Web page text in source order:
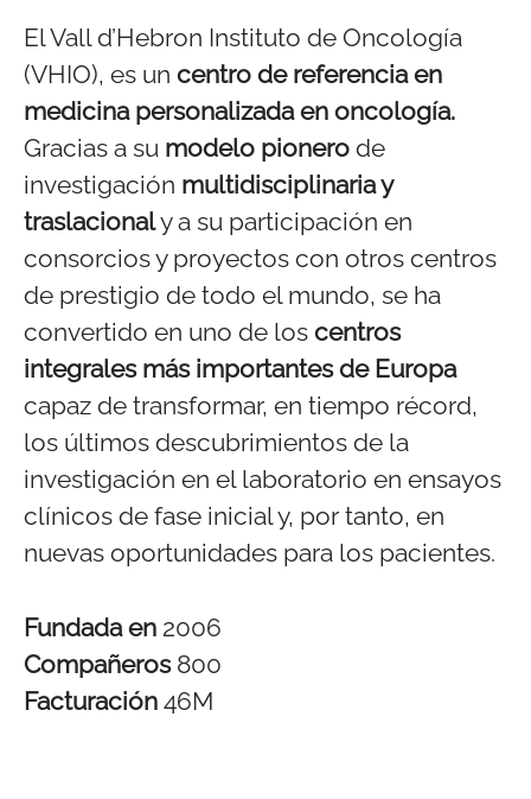
El Vall d’Hebron Instituto de Oncología
(VHIO), es un centro de referencia en
medicina personalizada en oncología.
Gracias a su modelo pionero de
investigación multidisciplinaria y
traslacionaly a su participación en
consorcios y proyectos con otros centros
de prestigio de todo el mundo, se ha
convertido en uno de los centros
integrales más importantes de Europa
capaz de transformar, en tiempo récord,
los últimos descubrimientos de la
investigación en el laboratorio en ensayos
clínicos de fase inicial y, por tanto, en
nuevas oportunidades para los pacientes.
Fundada en 2006
Compañeros 800
Facturación 46M